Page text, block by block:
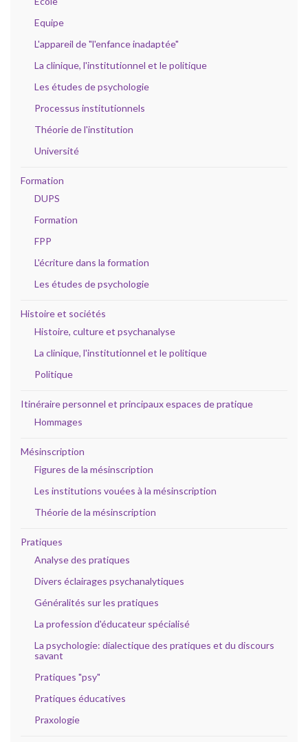
Equipe
L'appareil de "l'enfance inadaptée"
La clinique, l'institutionnel et le politique
Les études de psychologie
Processus institutionnels
Théorie de l'institution
Université
Formation
DUPS
Formation
FPP
L'écriture dans la formation
Les études de psychologie
Histoire et sociétés
Histoire, culture et psychanalyse
La clinique, l'institutionnel et le politique
Politique
Itinéraire personnel et principaux espaces de pratique
Hommages
Mésinscription
Figures de la mésinscription
Les institutions vouées à la mésinscription
Théorie de la mésinscription
Pratiques
Analyse des pratiques
Divers éclairages psychanalytiques
Généralités sur les pratiques
La profession d'éducateur spécialisé
La psychologie: dialectique des pratiques et du discours
savant
Pratiques "psy"
Pratiques éducatives
Praxologie